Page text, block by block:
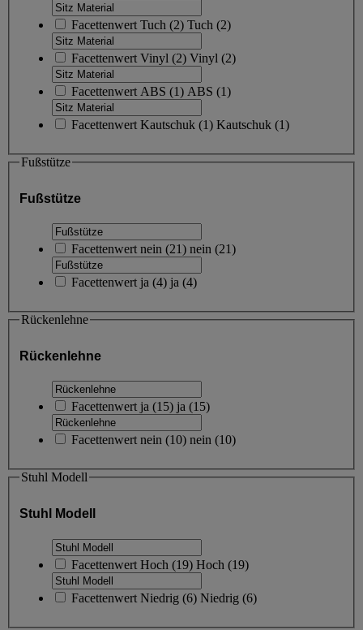
Facettenwert Tuch (2) Tuch (2)
Facettenwert Vinyl (2) Vinyl (2)
Facettenwert ABS (1) ABS (1)
Facettenwert Kautschuk (1) Kautschuk (1)
Fußstütze
Fußstütze
Facettenwert nein (21) nein (21)
Facettenwert ja (4) ja (4)
Rückenlehne
Rückenlehne
Facettenwert ja (15) ja (15)
Facettenwert nein (10) nein (10)
Stuhl Modell
Stuhl Modell
Facettenwert Hoch (19) Hoch (19)
Facettenwert Niedrig (6) Niedrig (6)